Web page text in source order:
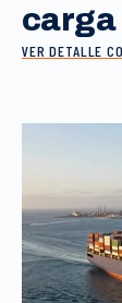
carga
VER DETALLE